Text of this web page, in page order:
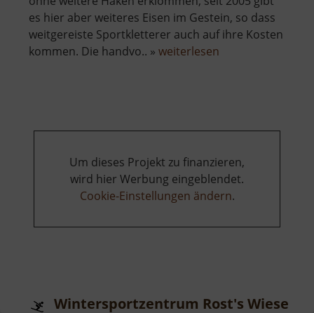
es hier aber weiteres Eisen im Gestein, so dass
weitgereiste Sportkletterer auch auf ihre Kosten
kommen. Die handvo.. » weiterlesen
Um dieses Projekt zu finanzieren,
wird hier Werbung eingeblendet.
Cookie-Einstellungen ändern.
Wintersportzentrum Rost's Wiesen